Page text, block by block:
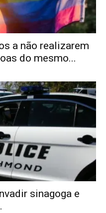
a não realizarem
do mesmo...
sinagoga e